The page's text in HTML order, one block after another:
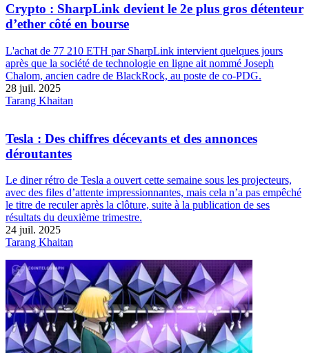
Crypto : SharpLink devient le 2e plus gros détenteur
d’ether côté en bourse
L'achat de 77 210 ETH par SharpLink intervient quelques jours
après que la société de technologie en ligne ait nommé Joseph
Chalom, ancien cadre de BlackRock, au poste de co-PDG.
28 juil. 2025
Tarang Khaitan
Tesla : Des chiffres décevants et des annonces
déroutantes
Le diner rétro de Tesla a ouvert cette semaine sous les projecteurs,
avec des files d’attente impressionnantes, mais cela n’a pas empêché
le titre de reculer après la clôture, suite à la publication de ses
résultats du deuxième trimestre.
24 juil. 2025
Tarang Khaitan